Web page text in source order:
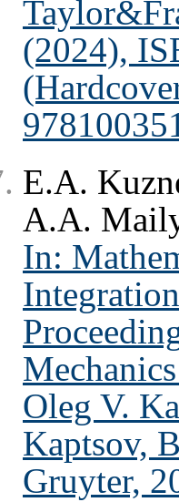
(2024),
E.A.
A.A.
In:
Oleg V.
Kaptsov,
Gruyter,